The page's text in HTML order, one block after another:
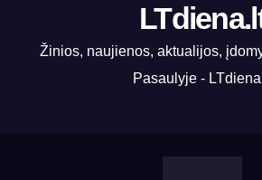
Žinios, naujienos, aktualijos,
Pasaulyje -